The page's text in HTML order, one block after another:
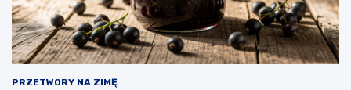
PRZETWORY NA ZIMĘ